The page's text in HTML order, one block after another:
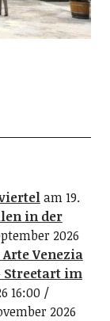
am 19.
in der
2026
Venezia
Streetart im
16:00
2026